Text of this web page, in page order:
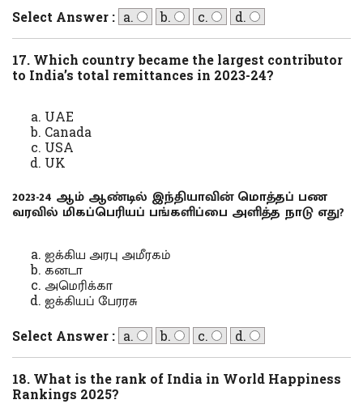
Select Answer : a. b. c. d.
17. Which country became the largest contributor
to India’s total remittances in 2023-24?
UAE
Canada
USA
UK
2023-24 ஆம் ஆண்டில் இந்தியாவின் மொத்தப் பண
வரவில் மிகப்பெரியப் பங்களிப்பை அளித்த நாடு எது?
ஐக்கிய அரபு அமீரகம்
கனடா
அமெரிக்கா
ஐக்கியப் பேரரசு
Select Answer : a. b. c. d.
18. What is the rank of India in World Happiness
Rankings 2025?